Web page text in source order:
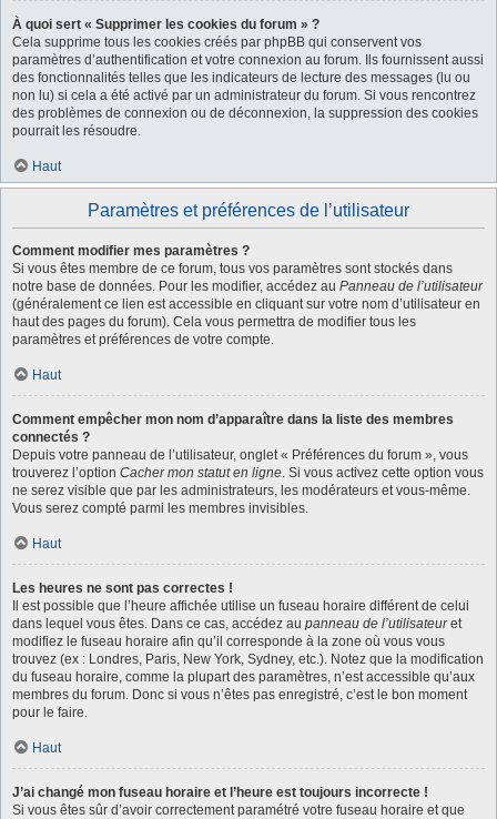
À quoi sert « Supprimer les cookies du forum » ?
Cela supprime tous les cookies créés par phpBB qui conservent vos
paramètres d’authentification et votre connexion au forum. Ils fournissent aussi
des fonctionnalités telles que les indicateurs de lecture des messages (lu ou
non lu) si cela a été activé par un administrateur du forum. Si vous rencontrez
des problèmes de connexion ou de déconnexion, la suppression des cookies
pourrait les résoudre.
Haut
Paramètres et préférences de l’utilisateur
Comment modifier mes paramètres ?
Si vous êtes membre de ce forum, tous vos paramètres sont stockés dans
notre base de données. Pour les modifier, accédez au Panneau de l’utilisateur
(généralement ce lien est accessible en cliquant sur votre nom d’utilisateur en
haut des pages du forum). Cela vous permettra de modifier tous les
paramètres et préférences de votre compte.
Haut
Comment empêcher mon nom d’apparaître dans la liste des membres
connectés ?
Depuis votre panneau de l’utilisateur, onglet « Préférences du forum », vous
trouverez l’option Cacher mon statut en ligne. Si vous activez cette option vous
ne serez visible que par les administrateurs, les modérateurs et vous-même.
Vous serez compté parmi les membres invisibles.
Haut
Les heures ne sont pas correctes !
Il est possible que l’heure affichée utilise un fuseau horaire différent de celui
dans lequel vous êtes. Dans ce cas, accédez au panneau de l’utilisateuret
modifiez le fuseau horaire afin qu’il corresponde à la zone où vous vous
trouvez (ex : Londres, Paris, New York, Sydney, etc.). Notez que la modification
du fuseau horaire, comme la plupart des paramètres, n’est accessible qu’aux
membres du forum. Donc si vous n’êtes pas enregistré, c’est le bon moment
pour le faire.
Haut
J’ai changé mon fuseau horaire et l’heure est toujours incorrecte !
Si vous êtes sûr d’avoir correctement paramétré votre fuseau horaire et que